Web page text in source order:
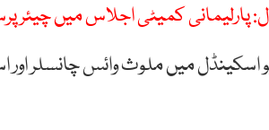
پارلیمانی کمیٹی اجلاس میں
اسکینڈل میں ملوث وائس چانسلر اور